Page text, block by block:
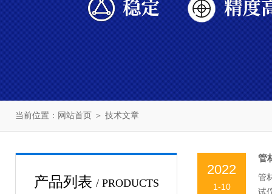
当前位置： 网站首页 ＞ 技术文章
产品列表 / PRODUCTS
2022
1-10
管
管
试